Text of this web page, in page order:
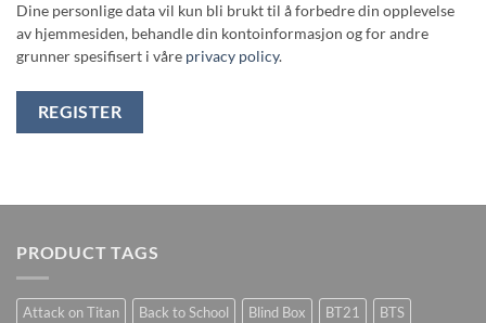
Dine personlige data vil kun bli brukt til å forbedre din opplevelse
av hjemmesiden, behandle din kontoinformasjon og for andre
grunner spesifisert i våre privacy policy.
REGISTER
PRODUCT TAGS
Attack on Titan Back to School Blind Box BT21
BTS